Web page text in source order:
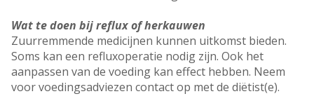
Wat te doen bij reflux of herkauwen
Zuurremmende medicijnen kunnen uitkomst bieden.
Soms kan een refluxoperatie nodig zijn. Ook het
aanpassen van de voeding kan effect hebben. Neem
voor voedingsadviezen contact op met de diëtist(e).